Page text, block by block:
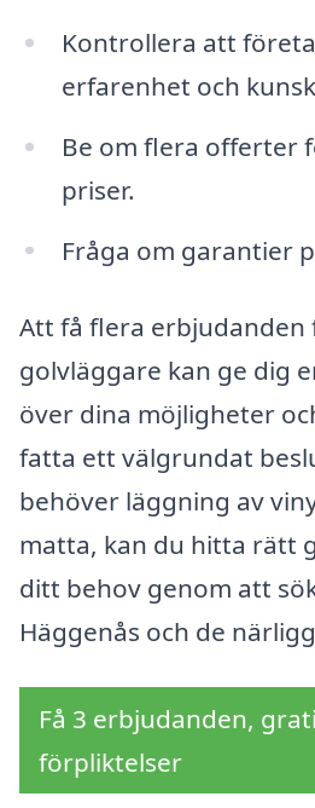
Kontrollera att
erfarenhet och
Be om flera offerter
priser.
Fråga om garantier
Att få flera erbjudanden
golvläggare kan ge dig
över dina möjligheter
fatta ett välgrundat
behöver läggning av
matta, kan du hitta rätt
ditt behov genom att
Häggenås och de
Få 3 erbjudanden,
förpliktelser